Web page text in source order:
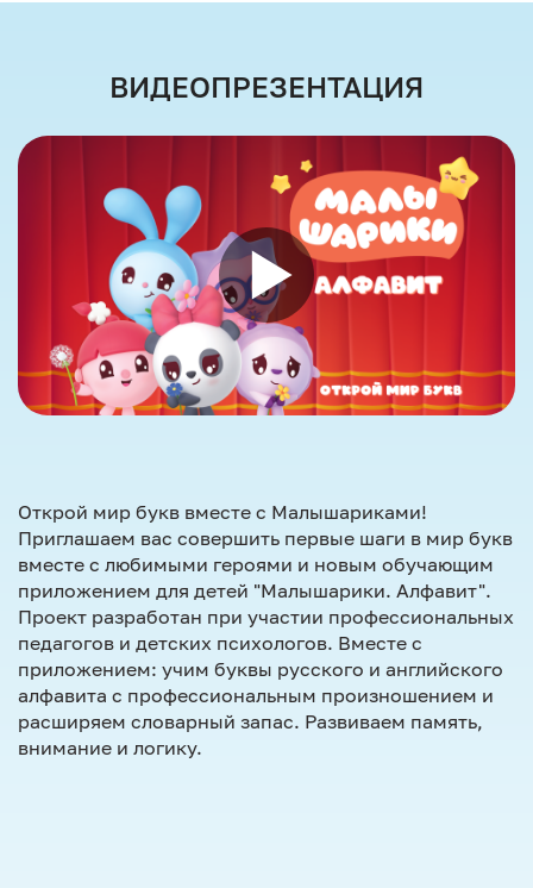
ВИДЕОПРЕЗЕНТАЦИЯ
Открой мир букв вместе с Малышариками!
Приглашаем вас совершить первые шаги в мир букв
вместе с любимыми героями и новым обучающим
приложением для детей "Малышарики. Алфавит".
Проект разработан при участии профессиональных
педагогов и детских психологов. Вместе с
приложением: учим буквы русского и английского
алфавита с профессиональным произношением и
расширяем словарный запас. Развиваем память,
внимание и логику.